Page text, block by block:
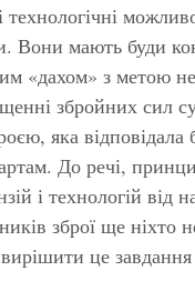
технологічні
Вони мають буди
«дахом» з метою
збройних сил
яка
До речі,
і технологій від
зброї ще ніхто
це